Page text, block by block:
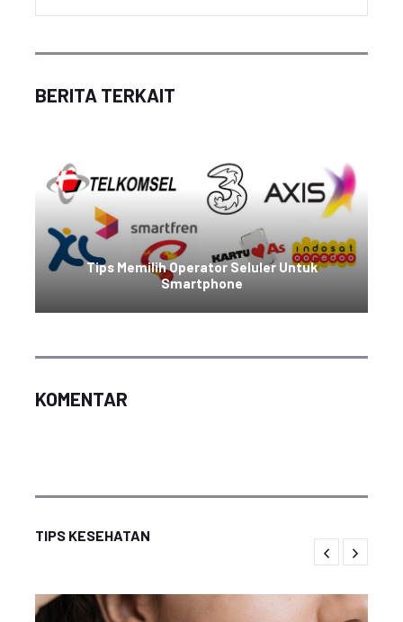
BERITA TERKAIT
Tips Memilih Operator Seluler Untuk
Smartphone
KOMENTAR
TIPS KESEHATAN